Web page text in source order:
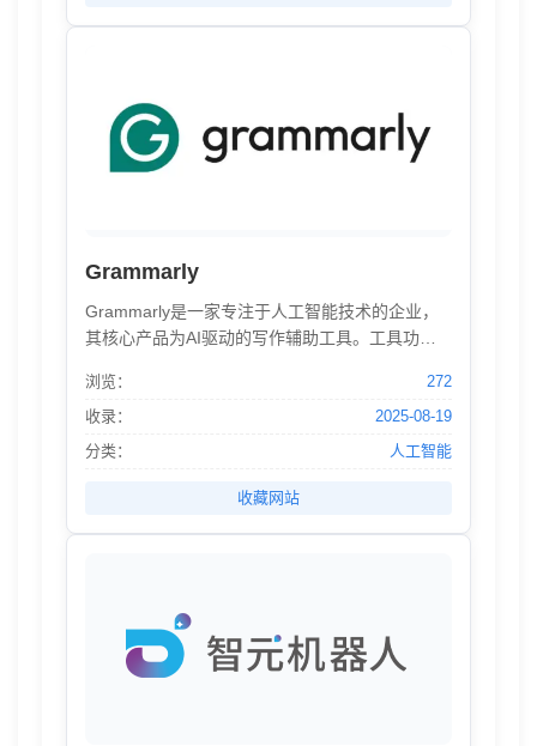
Grammarly
Grammarly是一家专注于人工智能技术的企业，
其核心产品为AI驱动的写作辅助工具。工具功能
支持多平台使用，旨在提升个人及团队写作质量
与效率。企业版解决方案强调数据隐私与安全，
符合SOC 2标准，并提供自定义管理功能。截至
及5万家组织，并在2024年一级市场估值达130亿
浏览：
272
收录：
2025-08-19
分类：
人工智能
收藏网站